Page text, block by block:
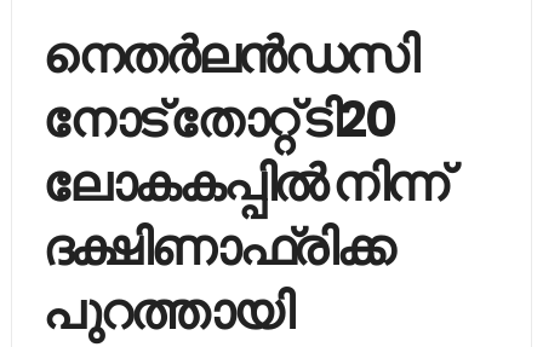
നെതര്‍ലന്‍ഡസി
നോട് തോറ്റ് ടി20
ലോകകപ്പില്‍ നിന്ന്
ദക്ഷിണാഫ്രിക്ക
പുറത്തായി